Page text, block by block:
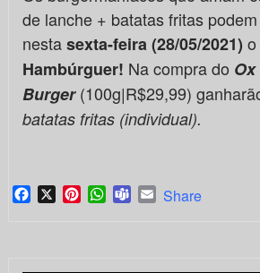
de lanche + batatas fritas
nestasexta-feira (28/05/2021) o
Hambúrguer! Na compra do
Burger(100g|R$29,99)
batatas fritas (individual).
Facebook
X PinterestWhatsApp
TeamsEmail
Share